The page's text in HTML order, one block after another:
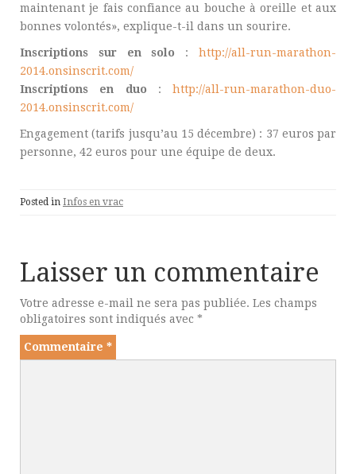
maintenant je fais confiance au bouche à oreille et aux
bonnes volontés», explique-t-il dans un sourire.
Inscriptions sur en solo :http://all-run-marathon-
2014.onsinscrit.com/
Inscriptions en duo : http://all-run-marathon-duo-
2014.onsinscrit.com/
Engagement (tarifs jusqu’au 15 décembre) : 37 euros par
personne, 42 euros pour une équipe de deux.
Posted in Infos en vrac
Laisser un commentaire
Votre adresse e-mail ne sera pas publiée. Les champs
obligatoires sont indiqués avec *
Commentaire *